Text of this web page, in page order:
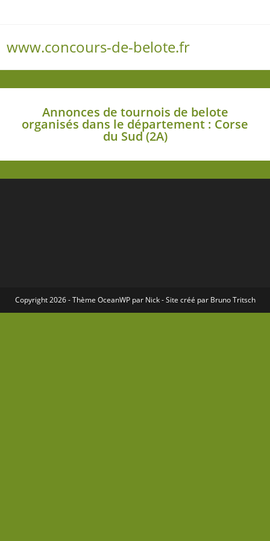
www.concours-de-belote.fr
Annonces de tournois de belote
organisés dans le département : Corse
du Sud (2A)
Copyright 2026 - Thème OceanWPpar Nick - Site créé par Bruno Tritsch